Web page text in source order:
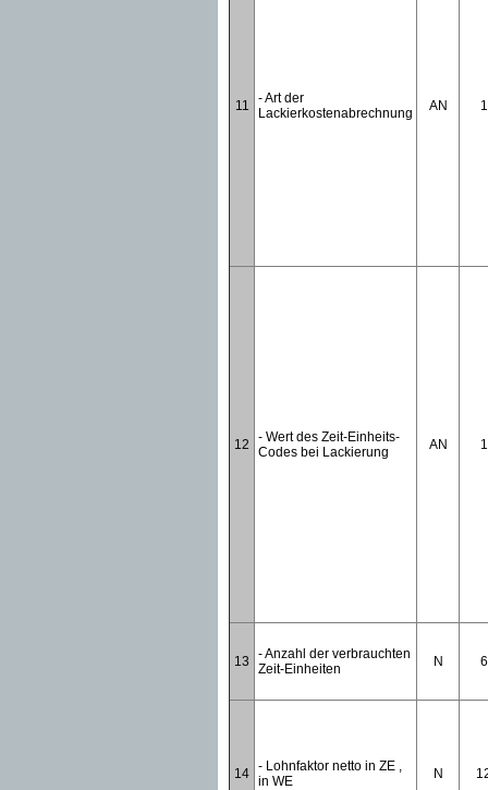
11
- Art der
Lackierkostenabrechnung
AN 1
12
- Wert des Zeit-Einheits-
Codes bei Lackierung
AN 1
13
- Anzahl der verbrauchten
Zeit-Einheiten
N 6
14 - Lohnfaktor netto in ZE ,
in WE
N